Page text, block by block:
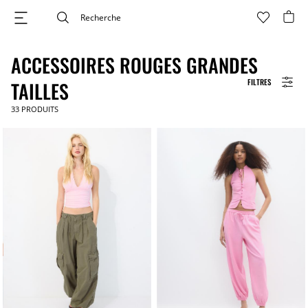
FILTRES
ACCESSOIRES ROUGES GRANDES
TAILLES
33 PRODUITS